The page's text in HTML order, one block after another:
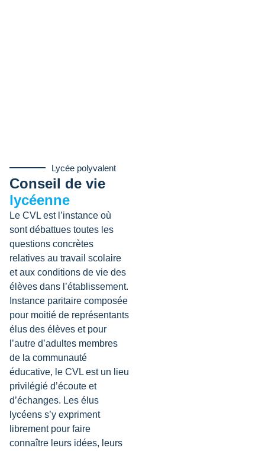
Lycée polyvalent
Conseil de vie
lycéenne
Le CVL est l’instance où
sont débattues toutes les
questions concrètes
relatives au travail scolaire
et aux conditions de vie des
élèves dans l’établissement.
Instance paritaire composée
pour moitié de représentants
élus des élèves et pour
l’autre d’adultes membres
de la communauté
éducative, le CVL est un lieu
privilégié d’écoute et
d’échanges. Les élus
lycéens s’y expriment
librement pour faire
connaître leurs idées, leurs